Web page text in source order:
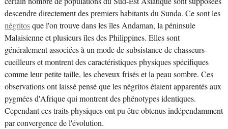
descendre directement des premiers habitants du Sunda. Ce sont les
négritosque l'on trouve dans les îles Andaman, la péninsule
Malaisienne et plusieurs îles des Philippines. Elles sont
généralement associées à un mode de subsistance de chasseurs-
cueilleurs et montrent des caractéristiques physiques spécifiques
comme leur petite taille, les cheveux frisés et la peau sombre. Ces
observations ont laissé pensé que les négritos étaient apparentés aux
pygmées d'Afrique qui montrent des phénotypes identiques.
Cependant ces traits physiques ont pu être obtenus indépendamment
par convergence de l'évolution.